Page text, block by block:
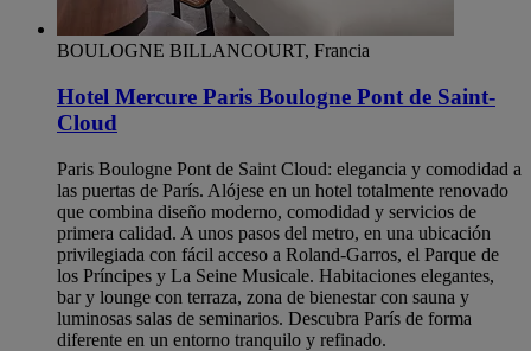
BOULOGNE BILLANCOURT, Francia
Hotel Mercure Paris Boulogne Pont de Saint-
Cloud
Paris Boulogne Pont de Saint Cloud: elegancia y comodidad a
las puertas de París. Alójese en un hotel totalmente renovado
que combina diseño moderno, comodidad y servicios de
primera calidad. A unos pasos del metro, en una ubicación
privilegiada con fácil acceso a Roland-Garros, el Parque de
los Príncipes y La Seine Musicale. Habitaciones elegantes,
bar y lounge con terraza, zona de bienestar con sauna y
luminosas salas de seminarios. Descubra París de forma
diferente en un entorno tranquilo y refinado.